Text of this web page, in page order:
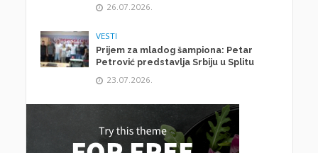
26.07.2026.
VESTI
Prijem za mladog šampiona: Petar
Petrović predstavlja Srbiju u Splitu
23.07.2026.